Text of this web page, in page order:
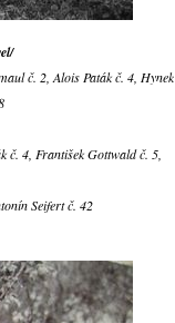
č. 2, Alois Paták č. 4, Hynek
č. 4, František Gottwald č. 5,
Seifert č. 42